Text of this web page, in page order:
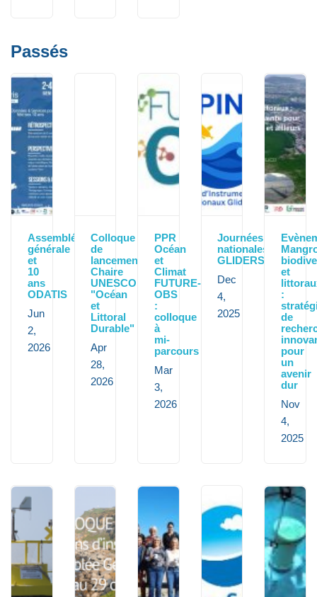
Passés
Assemblée
générale
et
10
ans
ODATIS
Jun
2,
2026
Colloque
de
lancement
Chaire
UNESCO
"Océan
et
Littoral
Durable"
Apr
28,
2026
PPR
Océan
et
Climat
FUTURE-
OBS
:
colloque
à
mi-
parcours
Mar
3,
2026
Journées
nationales
GLIDERS
Dec
4,
2025
et
:
de
pour
un
avenir
dur
Nov
4,
2025